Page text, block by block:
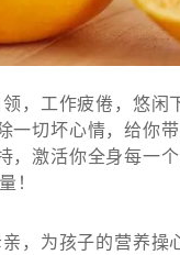
，工作疲倦，悠闲
一切坏心情，给你带
，激活你全身每一
！
，为孩子的营养操